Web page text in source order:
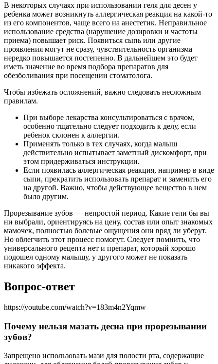
В некоторых случаях при использовании геля для десен у
ребенка может возникнуть аллергическая реакция на какой-то
из его компонентов, чаще всего на анестетик. Неправильное
использование средства (нарушение дозировки и частоты
приема) повышает риск. Появиться сыпь или другие
проявления могут не сразу, чувствительность организма
нередко повышается постепенно. В дальнейшем это будет
иметь значение во время подбора препаратов для
обезболивания при посещении стоматолога.
Чтобы избежать осложнений, важно следовать несложным
правилам.
При выборе лекарства консультироваться с врачом,
особенно тщательно следует подходить к делу, если
ребенок склонен к аллергии.
Применять только в тех случаях, когда малыш
действительно испытывает заметный дискомфорт, при
этом придерживаться инструкции.
Если появилась аллергическая реакция, например в виде
сыпи, прекратить использовать препарат и заменить его
на другой. Важно, чтобы действующее вещество в нем
было другим.
Прорезывание зубов — непростой период. Какие гели бы вы
ни выбрали, ориентируясь на цену, состав или опыт знакомых
мамочек, полностью болевые ощущения они вряд ли уберут.
Но облегчить этот процесс помогут. Следует помнить, что
универсального рецепта нет и препарат, который хорошо
подошел одному малышу, у другого может не показать
никакого эффекта.
Вопрос-ответ
https://youtube.com/watch?v=183m4n2Yqmw
Почему нельзя мазать десна при прорезывании
зубов?
Запрещено использовать мази для полости рта, содержащие